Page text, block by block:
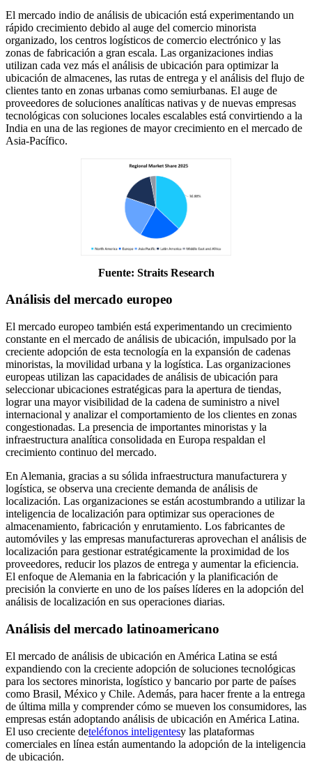
El mercado indio de análisis de ubicación está experimentando un
rápido crecimiento debido al auge del comercio minorista
organizado, los centros logísticos de comercio electrónico y las
zonas de fabricación a gran escala. Las organizaciones indias
utilizan cada vez más el análisis de ubicación para optimizar la
ubicación de almacenes, las rutas de entrega y el análisis del flujo de
clientes tanto en zonas urbanas como semiurbanas. El auge de
proveedores de soluciones analíticas nativas y de nuevas empresas
tecnológicas con soluciones locales escalables está convirtiendo a la
India en una de las regiones de mayor crecimiento en el mercado de
Asia-Pacífico.
Fuente: Straits Research
Análisis del mercado europeo
El mercado europeo también está experimentando un crecimiento
constante en el mercado de análisis de ubicación, impulsado por la
creciente adopción de esta tecnología en la expansión de cadenas
minoristas, la movilidad urbana y la logística. Las organizaciones
europeas utilizan las capacidades de análisis de ubicación para
seleccionar ubicaciones estratégicas para la apertura de tiendas,
lograr una mayor visibilidad de la cadena de suministro a nivel
internacional y analizar el comportamiento de los clientes en zonas
congestionadas. La presencia de importantes minoristas y la
infraestructura analítica consolidada en Europa respaldan el
crecimiento continuo del mercado.
En Alemania, gracias a su sólida infraestructura manufacturera y
logística, se observa una creciente demanda de análisis de
localización. Las organizaciones se están acostumbrando a utilizar la
inteligencia de localización para optimizar sus operaciones de
almacenamiento, fabricación y enrutamiento. Los fabricantes de
automóviles y las empresas manufactureras aprovechan el análisis de
localización para gestionar estratégicamente la proximidad de los
proveedores, reducir los plazos de entrega y aumentar la eficiencia.
El enfoque de Alemania en la fabricación y la planificación de
precisión la convierte en uno de los países líderes en la adopción del
análisis de localización en sus operaciones diarias.
Análisis del mercado latinoamericano
El mercado de análisis de ubicación en América Latina se está
expandiendo con la creciente adopción de soluciones tecnológicas
para los sectores minorista, logístico y bancario por parte de países
como Brasil, México y Chile. Además, para hacer frente a la entrega
de última milla y comprender cómo se mueven los consumidores, las
empresas están adoptando análisis de ubicación en América Latina.
El uso creciente deteléfonos inteligentesy las plataformas
comerciales en línea están aumentando la adopción de la inteligencia
de ubicación.